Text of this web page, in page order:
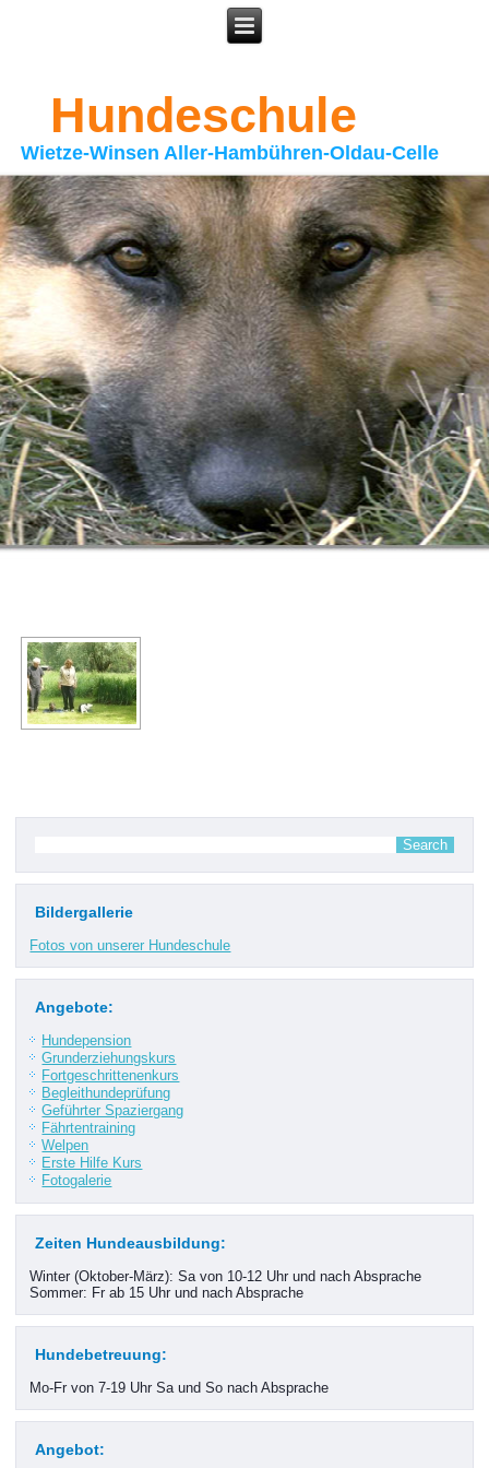
Hundeschule
Wietze-Winsen Aller-Hambühren-Oldau-Celle
Bildergallerie
Fotos von unserer Hundeschule
Angebote:
Hundepension
Grunderziehungskurs
Fortgeschrittenenkurs
Begleithundeprüfung
Geführter Spaziergang
Fährtentraining
Welpen
Erste Hilfe Kurs
Fotogalerie
Zeiten Hundeausbildung:
Winter (Oktober-März): Sa von 10-12 Uhr und nach Absprache
Sommer: Fr ab 15 Uhr und nach Absprache
Hundebetreuung:
Mo-Fr von 7-19 Uhr Sa und So nach Absprache
Angebot: